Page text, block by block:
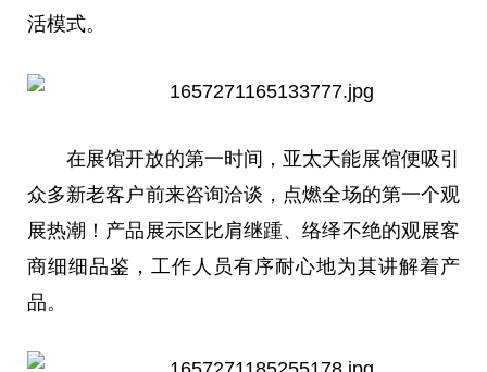
活模式。
在展馆开放的第一时间，亚太天能展馆便吸引
众多新老客户前来咨询洽谈，点燃全场的第一个观
展热潮！产品展示区比肩继踵、络绎不绝的观展客
商细细品鉴，工作人员有序耐心地为其讲解着产
品。